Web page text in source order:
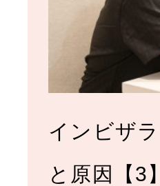
インビザ
と原因【3